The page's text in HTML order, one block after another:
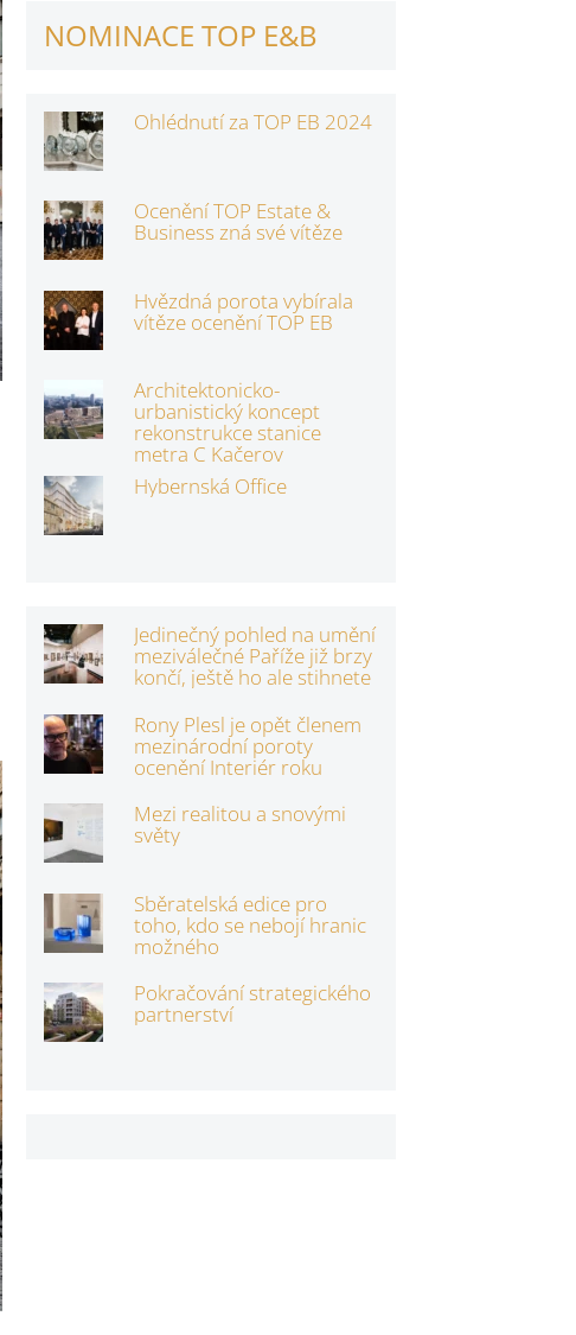
NOMINACE TOP E&B
Ohlédnutí za TOP EB 2024
Ocenění TOP Estate &
Business zná své vítěze
Hvězdná porota vybírala
vítěze ocenění TOP EB
Architektonicko-
urbanistický koncept
rekonstrukce stanice
metra C Kačerov
Hybernská Office
Jedinečný pohled na umění
meziválečné Paříže již brzy
končí, ještě ho ale stihnete
Rony Plesl je opět členem
mezinárodní poroty
ocenění Interiér roku
Mezi realitou a snovými
světy
Sběratelská edice pro
toho, kdo se nebojí hranic
možného
Pokračování strategického
partnerství